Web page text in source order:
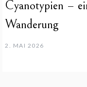
Cyanotypien –
Wanderung
2. MAI 2026